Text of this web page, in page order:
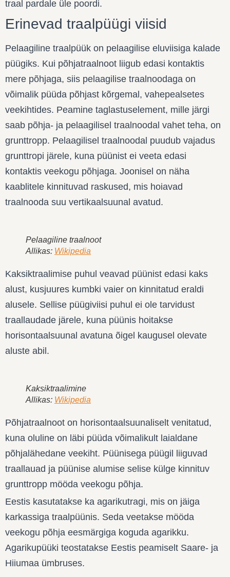
traal pardale üle poordi.
Erinevad traalpüügi viisid
Pelaagiline traalpüük on pelaagilise eluviisiga kalade
püügiks. Kui põhjatraalnoot liigub edasi kontaktis
mere põhjaga, siis pelaagilise traalnoodaga on
võimalik püüda põhjast kõrgemal, vahepealsetes
veekihtides. Peamine taglastuselement, mille järgi
saab põhja- ja pelaagilisel traalnoodal vahet teha, on
grunttropp. Pelaagilisel traalnoodal puudub vajadus
grunttropi järele, kuna püünist ei veeta edasi
kontaktis veekogu põhjaga. Joonisel on näha
kaablitele kinnituvad raskused, mis hoiavad
traalnooda suu vertikaalsuunal avatud.
Pelaagiline traalnoot
Allikas: Wikipedia
Kaksiktraalimise puhul veavad püünist edasi kaks
alust, kusjuures kumbki vaier on kinnitatud eraldi
alusele. Sellise püügiviisi puhul ei ole tarvidust
traallaudade järele, kuna püünis hoitakse
horisontaalsuunal avatuna õigel kaugusel olevate
aluste abil.
Kaksiktraalimine
Allikas: Wikipedia
Põhjatraalnoot on horisontaalsuunaliselt venitatud,
kuna oluline on läbi püüda võimalikult laialdane
põhjalähedane veekiht. Püünisega püügil liiguvad
traallauad ja püünise alumise selise külge kinnituv
grunttropp mööda veekogu põhja.
Eestis kasutatakse ka agarikutragi, mis on jäiga
karkassiga traalpüünis. Seda veetakse mööda
veekogu põhja eesmärgiga koguda agarikku.
Agarikupüüki teostatakse Eestis peamiselt Saare- ja
Hiiumaa ümbruses.